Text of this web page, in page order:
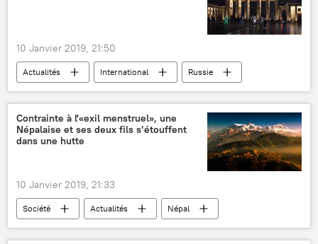
10 Janvier 2019, 21:50
Actualités International
Russie
États-Unis
Allemagne
Heiko Maas
Mike Pompeo
gazoduc
sanctions antirusses
Les États-Unis vs le projet de gazoduc Nord Stream 2 (2018)
Contrainte à l'«exil menstruel», une
Népalaise et ses deux fils s’étouffent
dans une hutte
10 Janvier 2019, 21:33
Société Actualités
Népal
femmes
enfants
feu